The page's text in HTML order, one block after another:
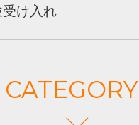
け入れ
CATEGORY